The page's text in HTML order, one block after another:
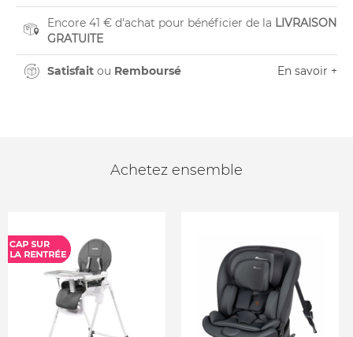
Encore 41 € d'achat pour bénéficier de la LIVRAISON
GRATUITE
Satisfait ou Remboursé En savoir +
Achetez ensemble